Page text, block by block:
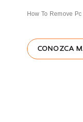
How To Remove
CONOZCA